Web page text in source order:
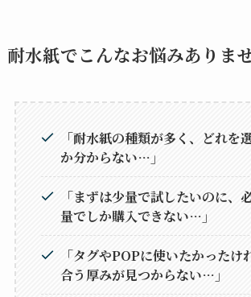
耐水紙でこんなお悩みありま
「耐水紙の種類が多く、どれを
か分からない…」
「まずは少量で試したいのに、
量でしか購入できない… 」
「タグやPOPに使いたかったけ
合う厚みが見つからない…」